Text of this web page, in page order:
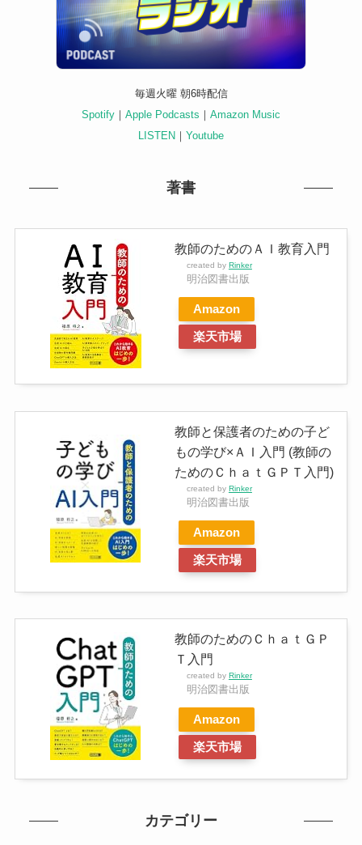
毎週火曜 朝6時配信
Spotify ｜ Apple Podcasts ｜ Amazon Music
LISTEN ｜ Youtube
著書
教師のためのＡＩ教育入門
created by Rinker
明治図書出版
Amazon
楽天市場
教師と保護者のための子ど
もの学び×ＡＩ入門 (教師の
ためのＣｈａｔＧＰＴ入門)
created by Rinker
明治図書出版
Amazon
楽天市場
教師のためのＣｈａｔＧＰ
Ｔ入門
created by Rinker
明治図書出版
Amazon
楽天市場
カテゴリー